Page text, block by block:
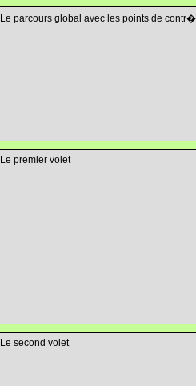
Le parcours global avec les points de
Le premier volet
Le second volet